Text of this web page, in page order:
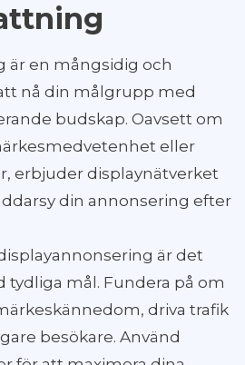
är en mångsidig och
nå din målgrupp med
budskap. Oavsett om
eller
erbjuder displaynätverket
din annonsering efter
är det
tydliga mål. Fundera på om
driva trafik
besökare. Använd